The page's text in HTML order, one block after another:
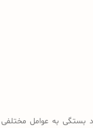
بستگی به عوامل